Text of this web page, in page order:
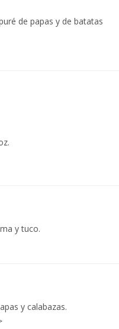
de papas y de batatas
y tuco.
y calabazas.